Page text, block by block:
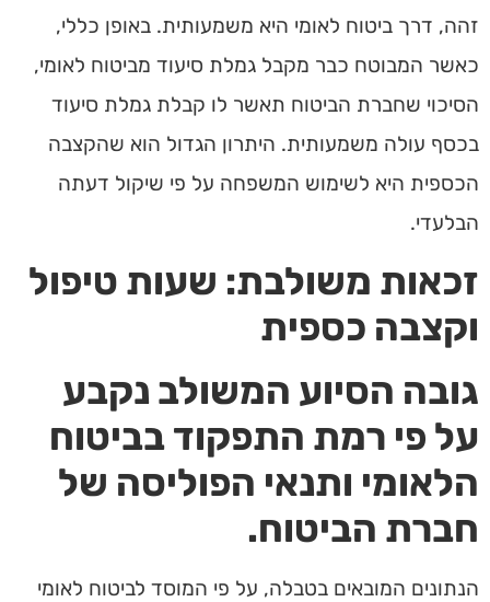
זהה, דרך ביטוח לאומי היא משמעותית. באופן כללי,
כאשר המבוטח כבר מקבל גמלת סיעוד מביטוח לאומי,
הסיכוי שחברת הביטוח תאשר לו קבלת גמלת סיעוד
בכסף עולה משמעותית. היתרון הגדול הוא שהקצבה
הכספית היא לשימוש המשפחה על פי שיקול דעתה
הבלעדי.
זכאות משולבת: שעות טיפול
וקצבה כספית
גובה הסיוע המשולב נקבע
על פי רמת התפקוד בביטוח
הלאומי ותנאי הפוליסה של
חברת הביטוח.
הנתונים המובאים בטבלה, על פי המוסד לביטוח לאומי